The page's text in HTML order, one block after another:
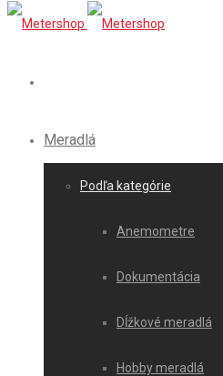
Meradlá
Podľa kategórie
Anemometre
Dokumentácia
Dĺžkové meradlá
Hobby meradlá